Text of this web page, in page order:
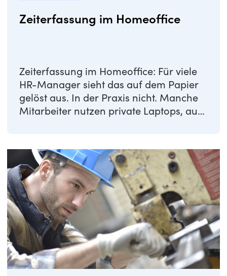
Zeiterfassung im Homeoffice
Zeiterfassung im Homeoffice: Für viele
HR-Manager sieht das auf dem Papier
gelöst aus. In der Praxis nicht. Manche
Mitarbeiter nutzen private Laptops, auf